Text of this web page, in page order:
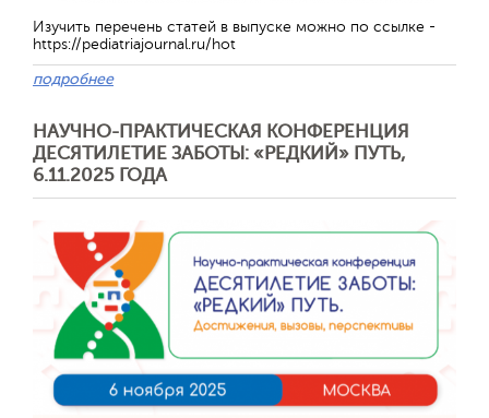
Изучить перечень статей в выпуске можно по ссылке -
https://pediatriajournal.ru/hot
подробнее
НАУЧНО-ПРАКТИЧЕСКАЯ КОНФЕРЕНЦИЯ
ДЕСЯТИЛЕТИЕ ЗАБОТЫ: «РЕДКИЙ» ПУТЬ,
6.11.2025 ГОДА
Отправить